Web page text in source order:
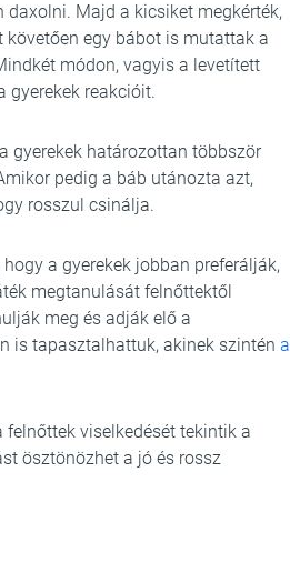
daxolni. Majd a kicsiket megkérték,
egy bábot is mutattak a
módon, vagyis a levetített
gyerekek reakcióit.
gyerekek határozottan többször
pedig a báb utánozta azt,
rosszul csinálja.
a gyerekek jobban preferálják,
megtanulását felnőttektől
meg és adják elő a
is tapasztalhattuk, akinek szintén a
felnőttek viselkedését tekintik a
ösztönözhet a jó és rossz